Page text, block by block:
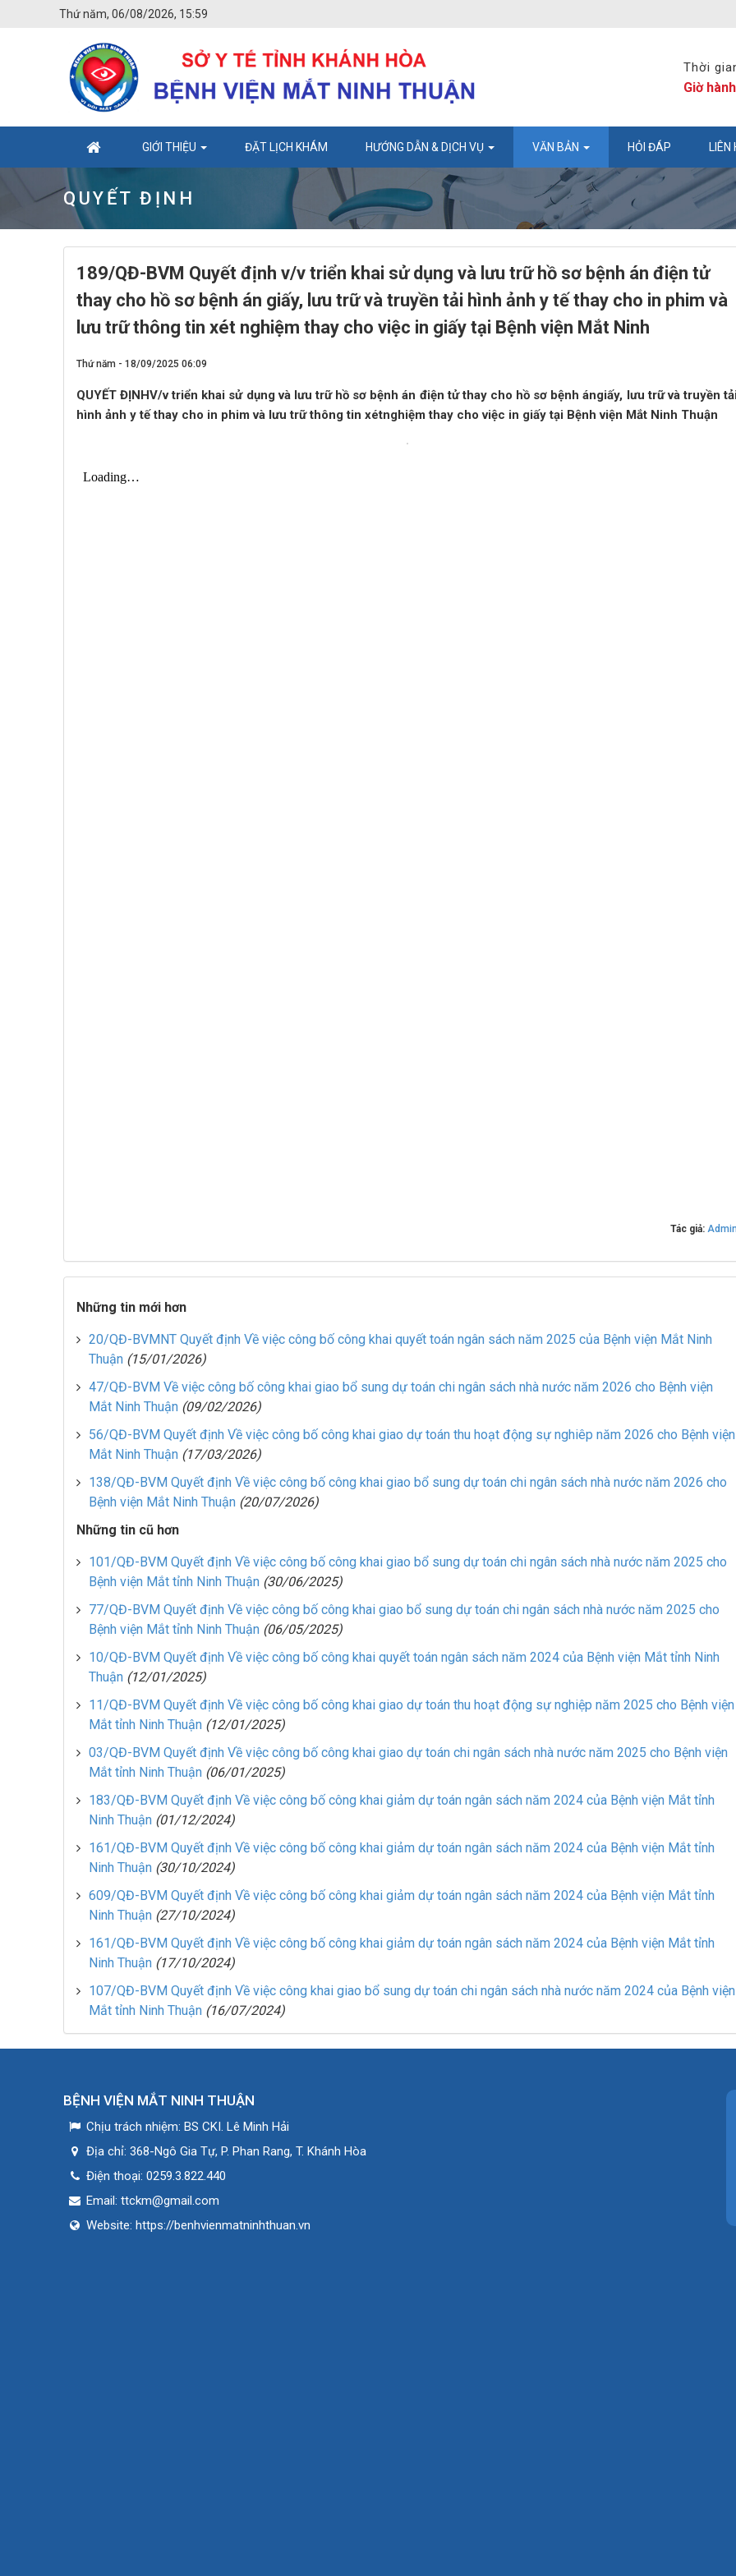
Thứ năm, 06/08/2026, 15:59
Thời
Giờ
GIỚI THIỆU ĐẶT LỊCH KHÁM HƯỚNG DẪN & DỊCH VỤ VĂN BẢN HỎI ĐÁP LIÊN
QUYẾT ĐỊNH
189/QĐ-BVM Quyết định v/v triển khai sử dụng và lưu trữ hồ sơ bệnh án điện tử
thay cho hồ sơ bệnh án giấy, lưu trữ và truyền tải hình ảnh y tế thay cho in phim và
lưu trữ thông tin xét nghiệm thay cho việc in giấy tại Bệnh viện Mắt Ninh
Thứ năm - 18/09/2025 06:09
QUYẾT ĐỊNHV/v triển khai sử dụng và lưu trữ hồ sơ bệnh án điện tử thay cho hồ sơ bệnh ángiấy, lưu trữ và truyền
hình ảnh y tế thay cho in phim và lưu trữ thông tin xétnghiệm thay cho việc in giấy tại Bệnh viện Mắt Ninh Thuận
Tác giả:
Những tin mới hơn
20/QĐ-BVMNT Quyết định Về việc công bố công khai quyết toán ngân sách năm 2025 của Bệnh viện Mắt Ninh
Thuận (15/01/2026)
47/QĐ-BVM Về việc công bố công khai giao bổ sung dự toán chi ngân sách nhà nước năm 2026 cho Bệnh viện
Mắt Ninh Thuận (09/02/2026)
56/QĐ-BVM Quyết định Về việc công bố công khai giao dự toán thu hoạt động sự nghiêp năm 2026 cho Bệnh viện
Mắt Ninh Thuận (17/03/2026)
138/QĐ-BVM Quyết định Về việc công bố công khai giao bổ sung dự toán chi ngân sách nhà nước năm 2026 cho
Bệnh viện Mắt Ninh Thuận (20/07/2026)
Những tin cũ hơn
101/QĐ-BVM Quyết định Về việc công bố công khai giao bổ sung dự toán chi ngân sách nhà nước năm 2025 cho
Bệnh viện Mắt tỉnh Ninh Thuận (30/06/2025)
77/QĐ-BVM Quyết định Về việc công bố công khai giao bổ sung dự toán chi ngân sách nhà nước năm 2025 cho
Bệnh viện Mắt tỉnh Ninh Thuận (06/05/2025)
10/QĐ-BVM Quyết định Về việc công bố công khai quyết toán ngân sách năm 2024 của Bệnh viện Mắt tỉnh Ninh
Thuận (12/01/2025)
11/QĐ-BVM Quyết định Về việc công bố công khai giao dự toán thu hoạt động sự nghiệp năm 2025 cho Bệnh viện
Mắt tỉnh Ninh Thuận (12/01/2025)
03/QĐ-BVM Quyết định Về việc công bố công khai giao dự toán chi ngân sách nhà nước năm 2025 cho Bệnh viện
Mắt tỉnh Ninh Thuận (06/01/2025)
183/QĐ-BVM Quyết định Về việc công bố công khai giảm dự toán ngân sách năm 2024 của Bệnh viện Mắt tỉnh
Ninh Thuận (01/12/2024)
161/QĐ-BVM Quyết định Về việc công bố công khai giảm dự toán ngân sách năm 2024 của Bệnh viện Mắt tỉnh
Ninh Thuận (30/10/2024)
609/QĐ-BVM Quyết định Về việc công bố công khai giảm dự toán ngân sách năm 2024 của Bệnh viện Mắt tỉnh
Ninh Thuận (27/10/2024)
161/QĐ-BVM Quyết định Về việc công bố công khai giảm dự toán ngân sách năm 2024 của Bệnh viện Mắt tỉnh
Ninh Thuận (17/10/2024)
107/QĐ-BVM Quyết định Về việc công khai giao bổ sung dự toán chi ngân sách nhà nước năm 2024 của Bệnh viện
Mắt tỉnh Ninh Thuận (16/07/2024)
BỆNH VIỆN MẮT NINH THUẬN
Chịu trách nhiệm: BS CKI. Lê Minh Hải
Địa chỉ: 368-Ngô Gia Tự, P. Phan Rang, T. Khánh Hòa
Điện thoại: 0259.3.822.440
Email: ttckm@gmail.com
Website: https://benhvienmatninhthuan.vn